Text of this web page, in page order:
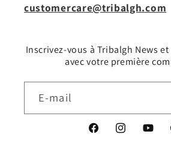
customercare@tribalgh.com
Inscrivez-vous à Tribalgh News
avec votre première
E-mail
FacebookInstagram